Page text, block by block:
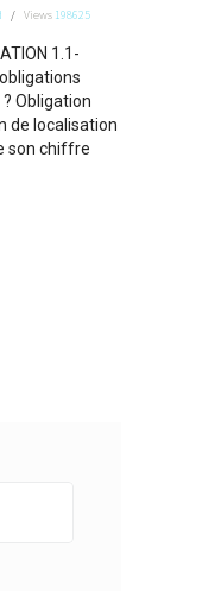
Views198625
1.1-
Obligation
de localisation
son chiffre